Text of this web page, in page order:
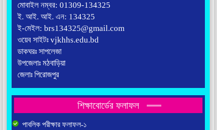
মোবাইল নম্বর: 01309-134325
ই. আই. আই. এন: 134325
ই-মেইল: brs134325@gmail.com
ওয়েব সাইটঃ vjkhhs.edu.bd
ডাকঘরঃ সাপলেজা
উপজেলাঃ মঠবাড়িয়া
জেলাঃ পিরোজপুর
শিক্ষাবোর্ডের ফলাফল
পাবলিক পরীক্ষার ফলাফল-১